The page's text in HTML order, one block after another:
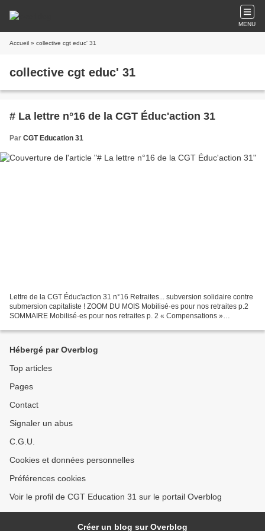
MENU
Accueil » collective cgt educ' 31
collective cgt educ' 31
# La lettre n°16 de la CGT Éduc'action 31
Par CGT Education 31
Lettre de la CGT Éduc'action 31 n°16 Retraites... subversion solidaire contre
submersion capitaliste ! ZOOM DU MOIS Mobilisé·es pour nos retraites p.2
SOMMAIRE Mobilisé·es pour nos retraites p. 2 « Compensations »
Hébergé par Overblog
Top articles
Pages
Contact
Signaler un abus
C.G.U.
Cookies et données personnelles
Préférences cookies
Voir le profil de CGT Education 31 sur le portail Overblog
Créer un blog sur Overblog